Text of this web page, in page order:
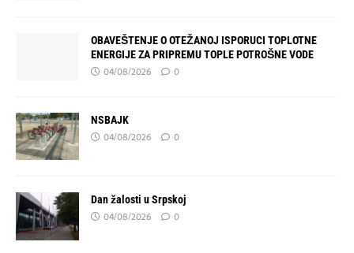
OBAVEŠTENJE O OTEŽANOJ ISPORUCI TOPLOTNE
ENERGIJE ZA PRIPREMU TOPLE POTROŠNE VODE
04/08/2026 0
NSBAJK
04/08/2026 0
Dan žalosti u Srpskoj
04/08/2026 0